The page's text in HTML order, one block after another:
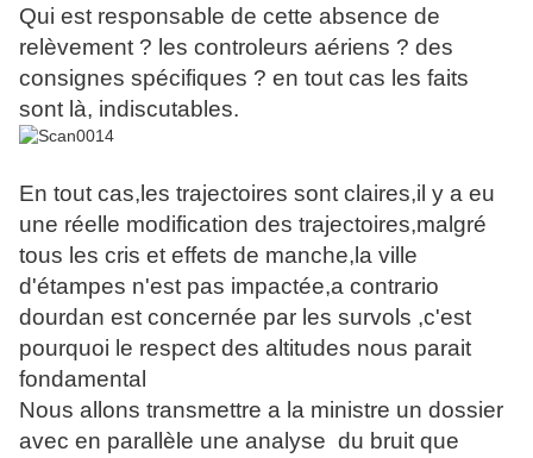
Qui est responsable de cette absence de
relèvement ? les controleurs aériens ? des
consignes spécifiques ? en tout cas les faits
sont là, indiscutables.
En tout cas,les trajectoires sont claires,il y a eu
une réelle modification des trajectoires,malgré
tous les cris et effets de manche,la ville
d'étampes n'est pas impactée,a contrario
dourdan est concernée par les survols ,c'est
pourquoi le respect des altitudes nous parait
fondamental
Nous allons transmettre a la ministre un dossier
avec en parallèle une analyse du bruit que